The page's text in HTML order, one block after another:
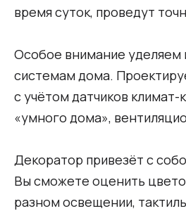
время суток, проведут
Особое внимание
системам дома.
с учётом датчиков
«умного дома»,
Декоратор привезёт с
Вы сможете оценить
разном освещении,